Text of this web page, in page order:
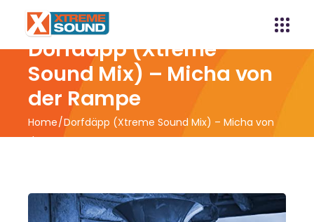
Dorfdäpp (Xtreme
Sound Mix) – Micha von
der Rampe
Home Dorfdäpp (Xtreme Sound Mix) – Micha von
der Rampe